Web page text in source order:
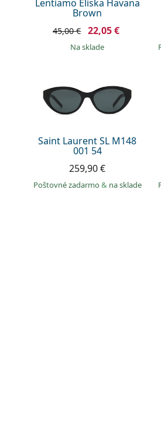
Lentiamo Eliska Havana
Brown
45,00 € 22,05 €
na sklade
Saint Laurent SL M148
001 54
259,90 €
Poštovné zadarmo& na sklade